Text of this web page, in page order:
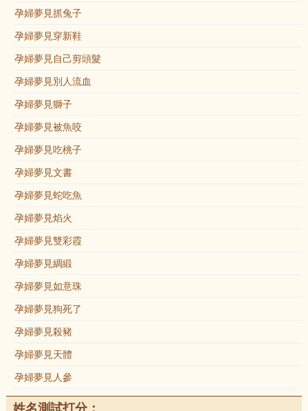
孕婦夢見抓兔子
孕婦夢見穿新鞋
孕婦夢見自己剪頭髮
孕婦夢見別人流血
孕婦夢見獅子
孕婦夢見被魚咬
孕婦夢見吃桃子
孕婦夢見文書
孕婦夢見蛇吃魚
孕婦夢見焰火
孕婦夢見雙彩霞
孕婦夢見綢緞
孕婦夢見如意珠
孕婦夢見狗死了
孕婦夢見殺豬
孕婦夢見天體
孕婦夢見人參
姓名測試打分：